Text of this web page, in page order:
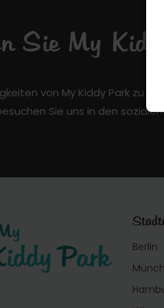
Sie My
von My Kiddy Park zu
Sie uns in den
Berlin